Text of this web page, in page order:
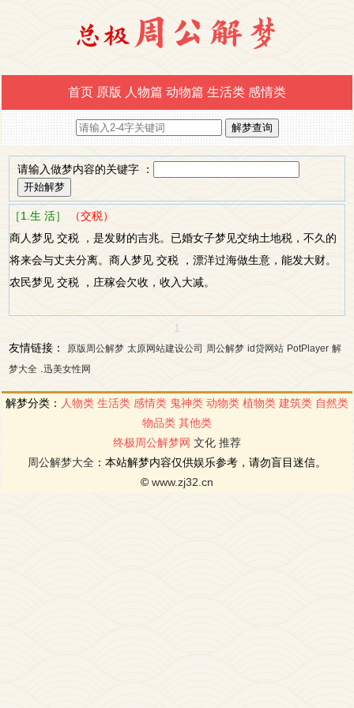
首页 原版 人物篇 动物篇 生活类 感情类
请输入做梦内容的关键字 ：
［1.生 活］
（交税）
商人梦见 交税 ，是发财的吉兆。已婚女子梦见交纳土地税，不久的
将来会与丈夫分离。商人梦见 交税 ，漂洋过海做生意，能发大财。
农民梦见 交税 ，庄稼会欠收，收入大减。
1
友情链接：
原版周公解梦 太原网站建设公司 周公解梦 id贷网站 PotPlayer 解
梦大全
迅美女性网
解梦分类： 人物类 生活类 感情类 鬼神类 动物类 植物类 建筑类 自然类
物品类 其他类
终极周公解梦网 文化 推荐
周公解梦大全 ：本站解梦内容仅供娱乐参考，请勿盲目迷信。
© www.zj32.cn